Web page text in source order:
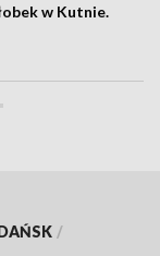
w Kutnie.
/